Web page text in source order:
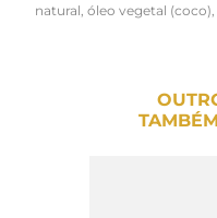
natural, óleo vegetal